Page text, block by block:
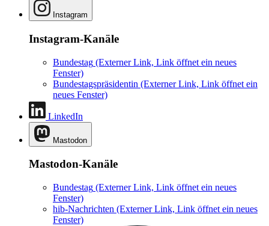
Instagram
Instagram-Kanäle
Bundestag (Externer Link, Link öffnet ein neues
Fenster)
Bundestagspräsidentin (Externer Link, Link öffnet ein
neues Fenster)
LinkedIn
Mastodon
Mastodon-Kanäle
Bundestag (Externer Link, Link öffnet ein neues
Fenster)
hib-Nachrichten (Externer Link, Link öffnet ein neues
Fenster)